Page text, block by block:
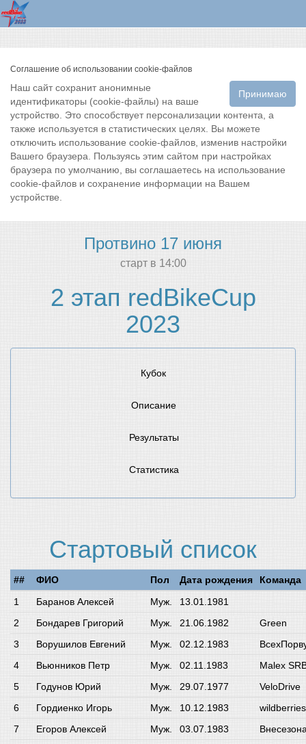
Соглашение об использовании cookie-файлов
Принимаю
Наш сайт сохранит анонимные
идентификаторы (cookie-файлы) на ваше
устройство. Это способствует персонализации контента, а
также используется в статистических целях. Вы можете
отключить использование cookie-файлов, изменив настройки
Вашего браузера. Пользуясь этим сайтом при настройках
браузера по умолчанию, вы соглашаетесь на использование
cookie-файлов и сохранение информации на Вашем
устройстве.
Протвино 17 июня
cтарт в 14:00
2 этап redBikeCup
2023
Кубок
Описание
Результаты
Статистика
Стартовый список
## ФИО Пол Дата рождения
Команда
Баранов Алексей
Муж.
13.01.1981
Бондарев Григорий
Муж. 21.06.1982
Green
Ворушилов Евгений
Муж. 02.12.1983
Вьюнников Петр
Муж. 02.11.1983
Malex
Годунов Юрий
Муж. 29.07.1977
VeloDrive
Гордиенко Игорь
Муж. 10.12.1983
Егоров Алексей
Муж. 03.07.1983